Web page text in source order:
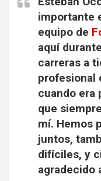
importante
equipo de
aquí
carreras a
profesional
cuando era
que
mí. Hemos
juntos,
difíciles, y
agradecido